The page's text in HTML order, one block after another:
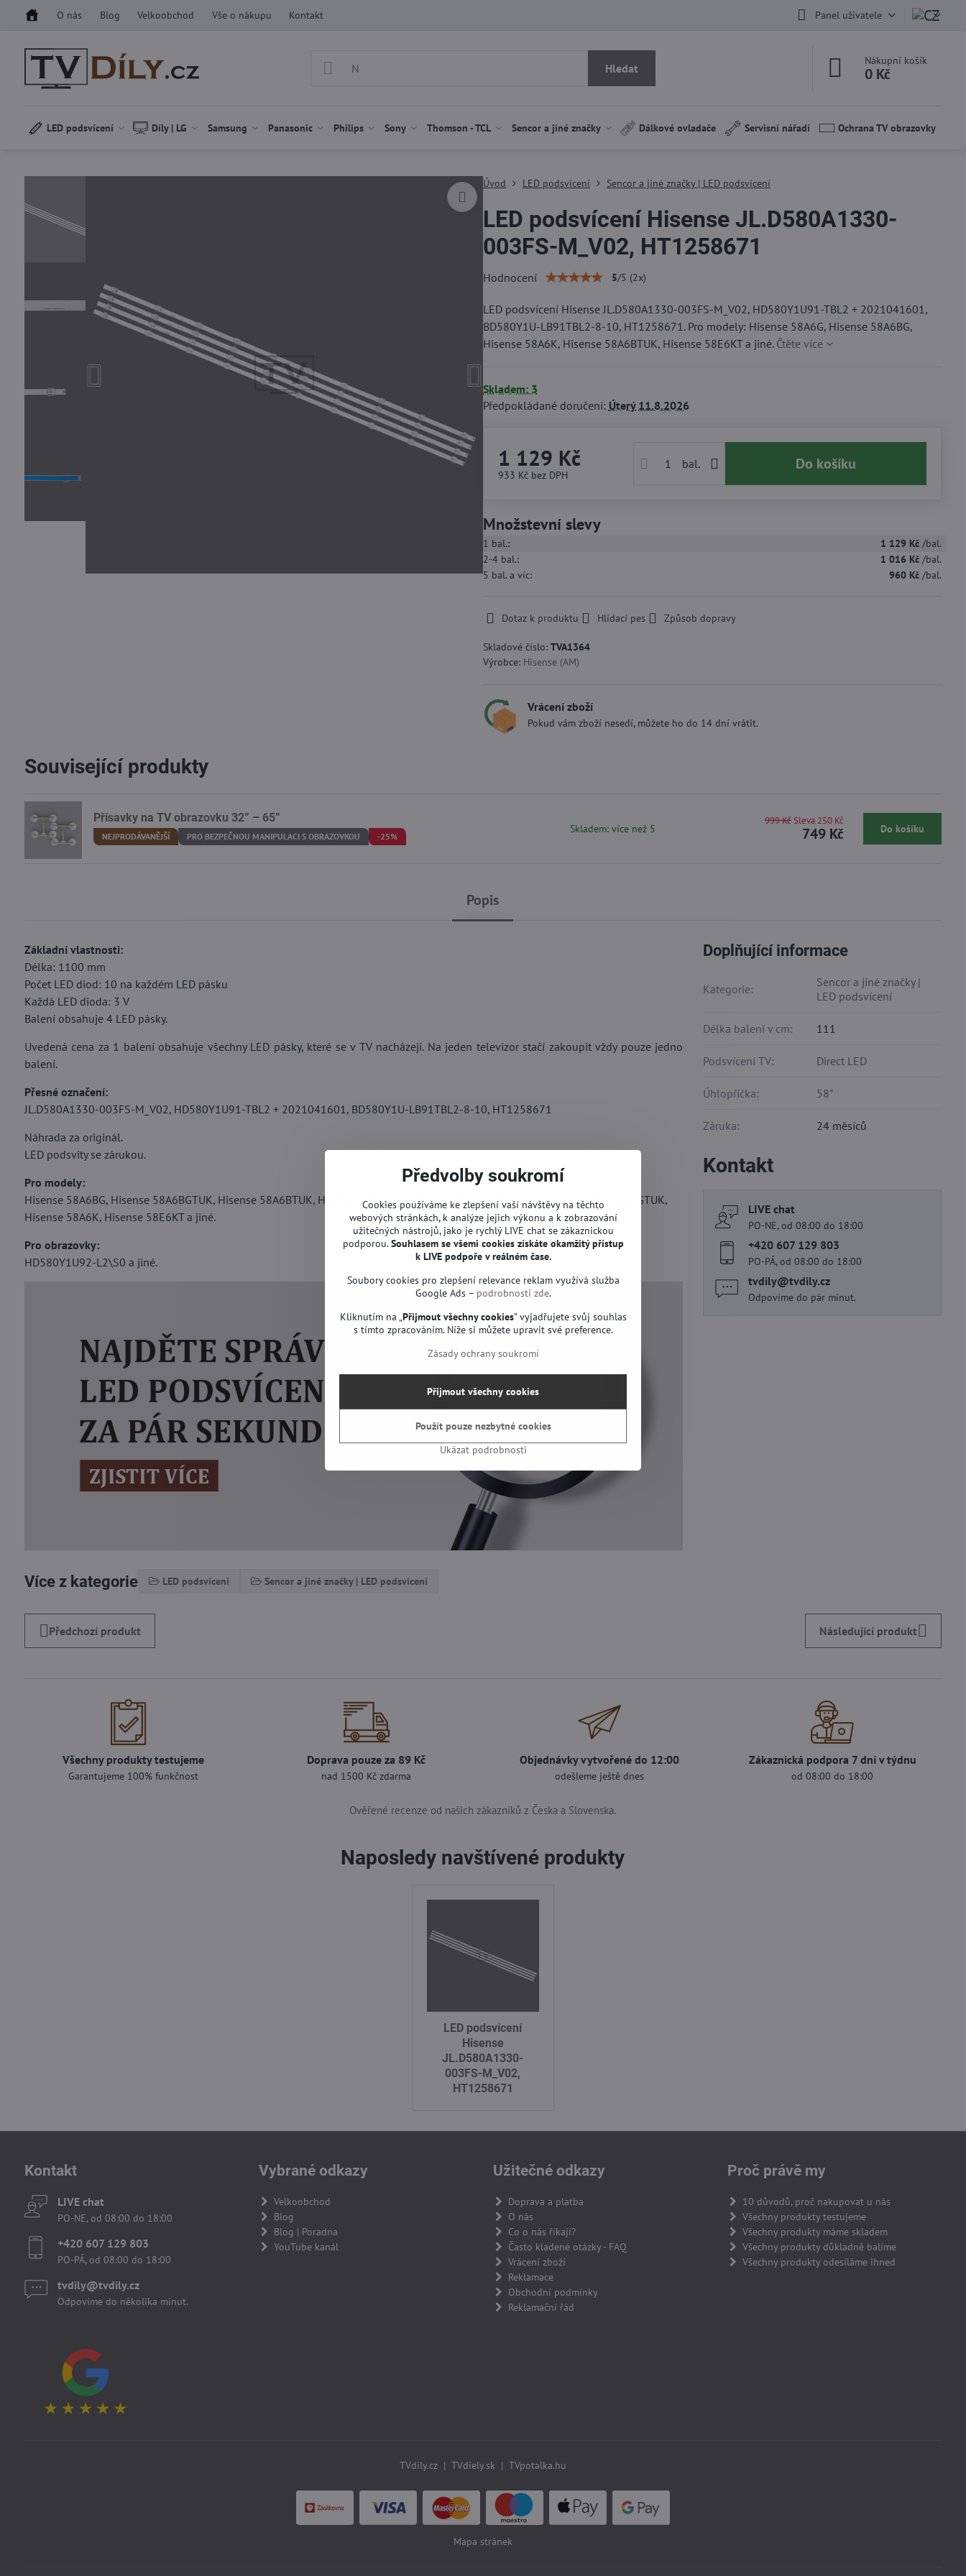
O nás Blog Velkoobchod Vše o nákupu Kontakt Panel uživatele
Hledat
Nákupní košík
0 Kč
LED podsvícení Díly | LG Samsung Panasonic Philips Sony Thomson - TCL Sencor a jiné značky Dálkové ovladače Servisní nářadí Ochrana TV obrazovky
Úvod LED podsvícení Sencor a jiné značky | LED podsvícení
LED podsvícení Hisense JL.D580A1330-
003FS-M_V02, HT1258671
Hodnocení 5/5 (2x)
LED podsvícení Hisense JL.D580A1330-003FS-M_V02, HD580Y1U91-TBL2 + 2021041601,
BD580Y1U-LB91TBL2-8-10, HT1258671. Pro modely: Hisense 58A6G, Hisense 58A6BG,
Hisense 58A6K, Hisense 58A6BTUK, Hisense 58E6KT a jiné. Čtěte více
Skladem: 3
Předpokládané doručení: Úterý11.8.2026
1 129 Kč
933 Kč bez DPH
bal. Do košíku
Množstevní slevy
1 bal.: 1 129 Kč /bal.
2-4bal.: 1 016 Kč /bal.
5 bal.a víc: 960 Kč /bal.
Dotaz k produktu Hlídací pes Způsob dopravy
Skladové číslo: TVA1364
Výrobce: Hisense (AM)
Vrácení zboží
Pokud vám zboží nesedí, můžete ho do 14 dní vrátit.
Popis
Základní vlastnosti:
Délka: 1100 mm
Počet LED diod: 10 na každém LED pásku
Každá LED dioda: 3 V
Balení obsahuje 4 LED pásky.
Uvedená cena za 1 balení obsahuje všechny LED pásky, které se v TV nacházejí. Na jeden televizor stačí zakoupit vždy pouze jedno
balení.
Přesné označení:
JL.D580A1330-003FS-M_V02, HD580Y1U91-TBL2 + 2021041601, BD580Y1U-LB91TBL2-8-10, HT1258671
Náhrada za originál.
LED podsvity se zárukou.
Pro modely:
Hisense 58A6BG, Hisense 58A6BGTUK, Hisense 58A6BTUK, Hisense 58A6EG, Hisense 58A6FG, Hisense 58A6G, Hisense 58A6GTUK,
Hisense 58A6K, Hisense 58E6KT a jiné.
Pro obrazovky:
HD580Y1U92-L2\S0 a jiné.
Více z kategorie LED podsvícení Sencor a jiné značky | LED podsvícení
Doplňující informace
Kategorie:
Sencor a jiné značky |
LED podsvícení
Délka balení v cm: 111
Podsvícení TV: Direct LED
Úhlopříčka: 58"
Záruka: 24 měsíců
Kontakt
LIVE chat
PO-NE, od 08:00 do 18:00
+420 607 129 803
PO-PÁ, od 08:00 do 18:00
tvdily​@tvdily​.cz
Odpovíme do pár minut.
Předchozí produkt Následující produkt
Související produkty
Přísavky na TV obrazovku 32” – 65”
NEJPRODÁVANĚJŠÍ PRO BEZPEČNOU MANIPULACI S OBRAZOVKOU -25%
Skladem: více než 5 749 Kč
999 Kč Sleva 250 Kč
Do košíku
Všechny produkty testujeme
Garantujeme 100% funkčnost
Doprava pouze za 89 Kč
nad 1500 Kč zdarma
Objednávky vytvořené do 12:00
odešleme ještě dnes
Zákaznická podpora 7 dní v týdnu
od 08:00 do 18:00
Ověřené recenze od našich zákazníků z Česka a Slovenska.
Naposledy navštívené produkty
LED podsvícení
Hisense
JL.D580A1330-
003FS-M_V02,
HT1258671
Kontakt
LIVE chat
PO-NE, od 08:00 do 18:00
+420 607 129 803
PO-PÁ, od 08:00 do 18:00
tvdily​@tvdily​.cz
Odpovíme do několika minut.
Vybrané odkazy
Velkoobchod
Blog
Blog | Poradna
YouTube kanál
Užitečné odkazy
Doprava a platba
O nás
Co o nás říkají?
Často kladené otázky - FAQ
Vrácení zboží
Reklamace
Obchodní podmínky
Reklamační řád
Proč právě my
10 důvodů, proč nakupovat u nás
Všechny produkty testujeme
Všechny produkty máme skladem
Všechny produkty důkladně balíme
Všechny produkty odesíláme ihned
TVdíly.cz| TVdiely.sk | TVpotalka.hu
Mapa stránek
Předvolby soukromí
Cookies používáme ke zlepšení vaší návštěvy na těchto
webových stránkách, k analýze jejich výkonu a k zobrazování
užitečných nástrojů, jako je rychlý LIVE chat se zákaznickou
podporou.Souhlasem se všemi cookies získáte okamžitý přístup
k LIVE podpoře v reálném čase.
Soubory cookies pro zlepšení relevance reklam využívá služba
Google Ads – podrobnosti zde.
Kliknutím na „Přijmout všechny cookies" vyjadřujete svůj souhlas
s tímto zpracováním. Níže si můžete upravit své preference.
Zásady ochrany soukromí
Ukázat podrobnosti
Přijmout všechny cookies
Použít pouze nezbytné cookies